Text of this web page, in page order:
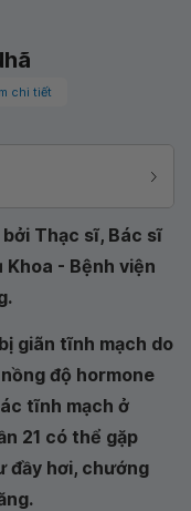
chi tiết
Thạc sĩ, Bác sĩ
Khoa - Bệnh viện
.
giãn tĩnh mạch do
độ hormone
tĩnh mạch ở
21 có thể gặp
đầy hơi, chướng